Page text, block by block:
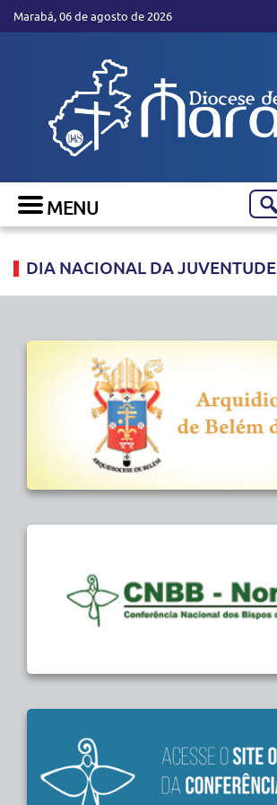
Marabá, 06 de agosto de 2026
DIA NACIONAL DA JUVENTUDE